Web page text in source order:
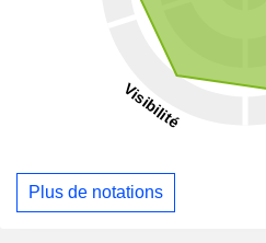
Plus de notations